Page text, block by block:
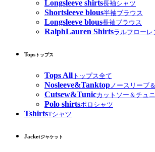
Longsleeve shirts長袖シャツ
Shortsleeve blous半袖ブラウス
Longsleeve blous長袖ブラウス
RalphLauren Shirtsラルフローレ
Tops トップス
Tops All トップス全て
Nosleeve&Tanktop ノースリーブ
Cutsew&Tunicカットソー＆チュ
Polo shirtsポロシャツ
TshirtsTシャツ
Jacketジャケット